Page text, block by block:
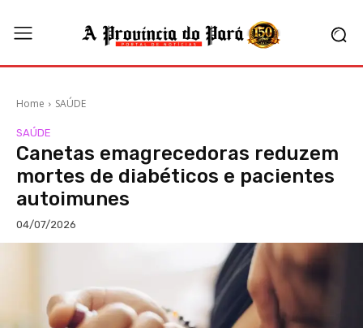
Home SAÚDE
SAÚDE
Canetas emagrecedoras reduzem
mortes de diabéticos e pacientes
autoimunes
04/07/2026